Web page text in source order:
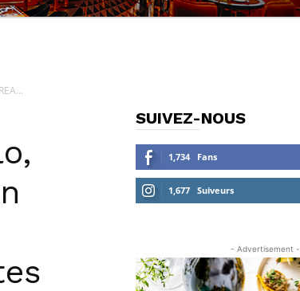
SUIVEZ-NOUS
1,734 Fans
1,677 Suiveurs
- Advertisement -